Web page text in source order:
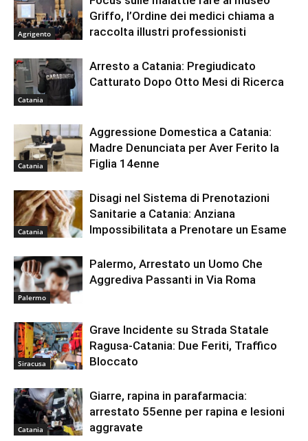
Agrigento
Griffo, l’Ordine dei medici chiama a
raccolta illustri professionisti
Catania
Arresto a Catania: Pregiudicato
Catturato Dopo Otto Mesi di Ricerca
Catania
Aggressione Domestica a Catania:
Madre Denunciata per Aver Ferito la
Figlia 14enne
Catania
Disagi nel Sistema di Prenotazioni
Sanitarie a Catania: Anziana
Impossibilitata a Prenotare un Esame
Palermo
Palermo, Arrestato un Uomo Che
Aggrediva Passanti in Via Roma
Siracusa
Grave Incidente su Strada Statale
Ragusa-Catania: Due Feriti, Traffico
Bloccato
Catania
Giarre, rapina in parafarmacia:
arrestato 55enne per rapina e lesioni
aggravate